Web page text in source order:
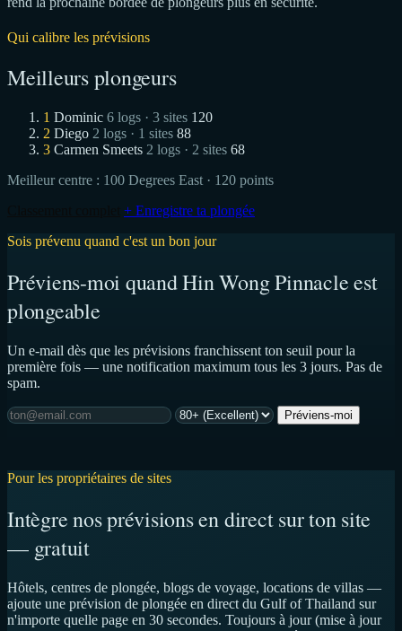
Qui calibre les prévisions
Meilleurs plongeurs
1 Dominic 6 logs · 3 sites 120
2 Diego 2 logs · 1 sites 88
3 Carmen Smeets 2 logs · 2 sites 68
Meilleur centre : 100 Degrees East · 120 points
+ Enregistre ta plongée
Sois prévenu quand c'est un bon jour
Préviens-moi quand Hin Wong Pinnacle est
plongeable
Un e-mail dès que les prévisions franchissent ton seuil pour la
première fois — une notification maximum tous les 3 jours. Pas de
spam.
Préviens-moi
Pour les propriétaires de sites
Intègre nos prévisions en direct sur ton site
— gratuit
Hôtels, centres de plongée, blogs de voyage, locations de villas —
ajoute une prévision de plongée en direct du Gulf of Thailand sur
n'importe quelle page en 30 secondes. Toujours à jour (mise à jour